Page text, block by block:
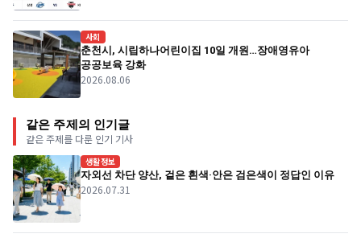
사회
춘천시, 시립하나어린이집 10일 개원…장애영유아
공공보육 강화
2026.08.06
같은 주제의 인기글
같은 주제를 다룬 인기 기사
생활정보
자외선 차단 양산, 겉은 흰색·안은 검은색이 정답인 이유
2026.07.31